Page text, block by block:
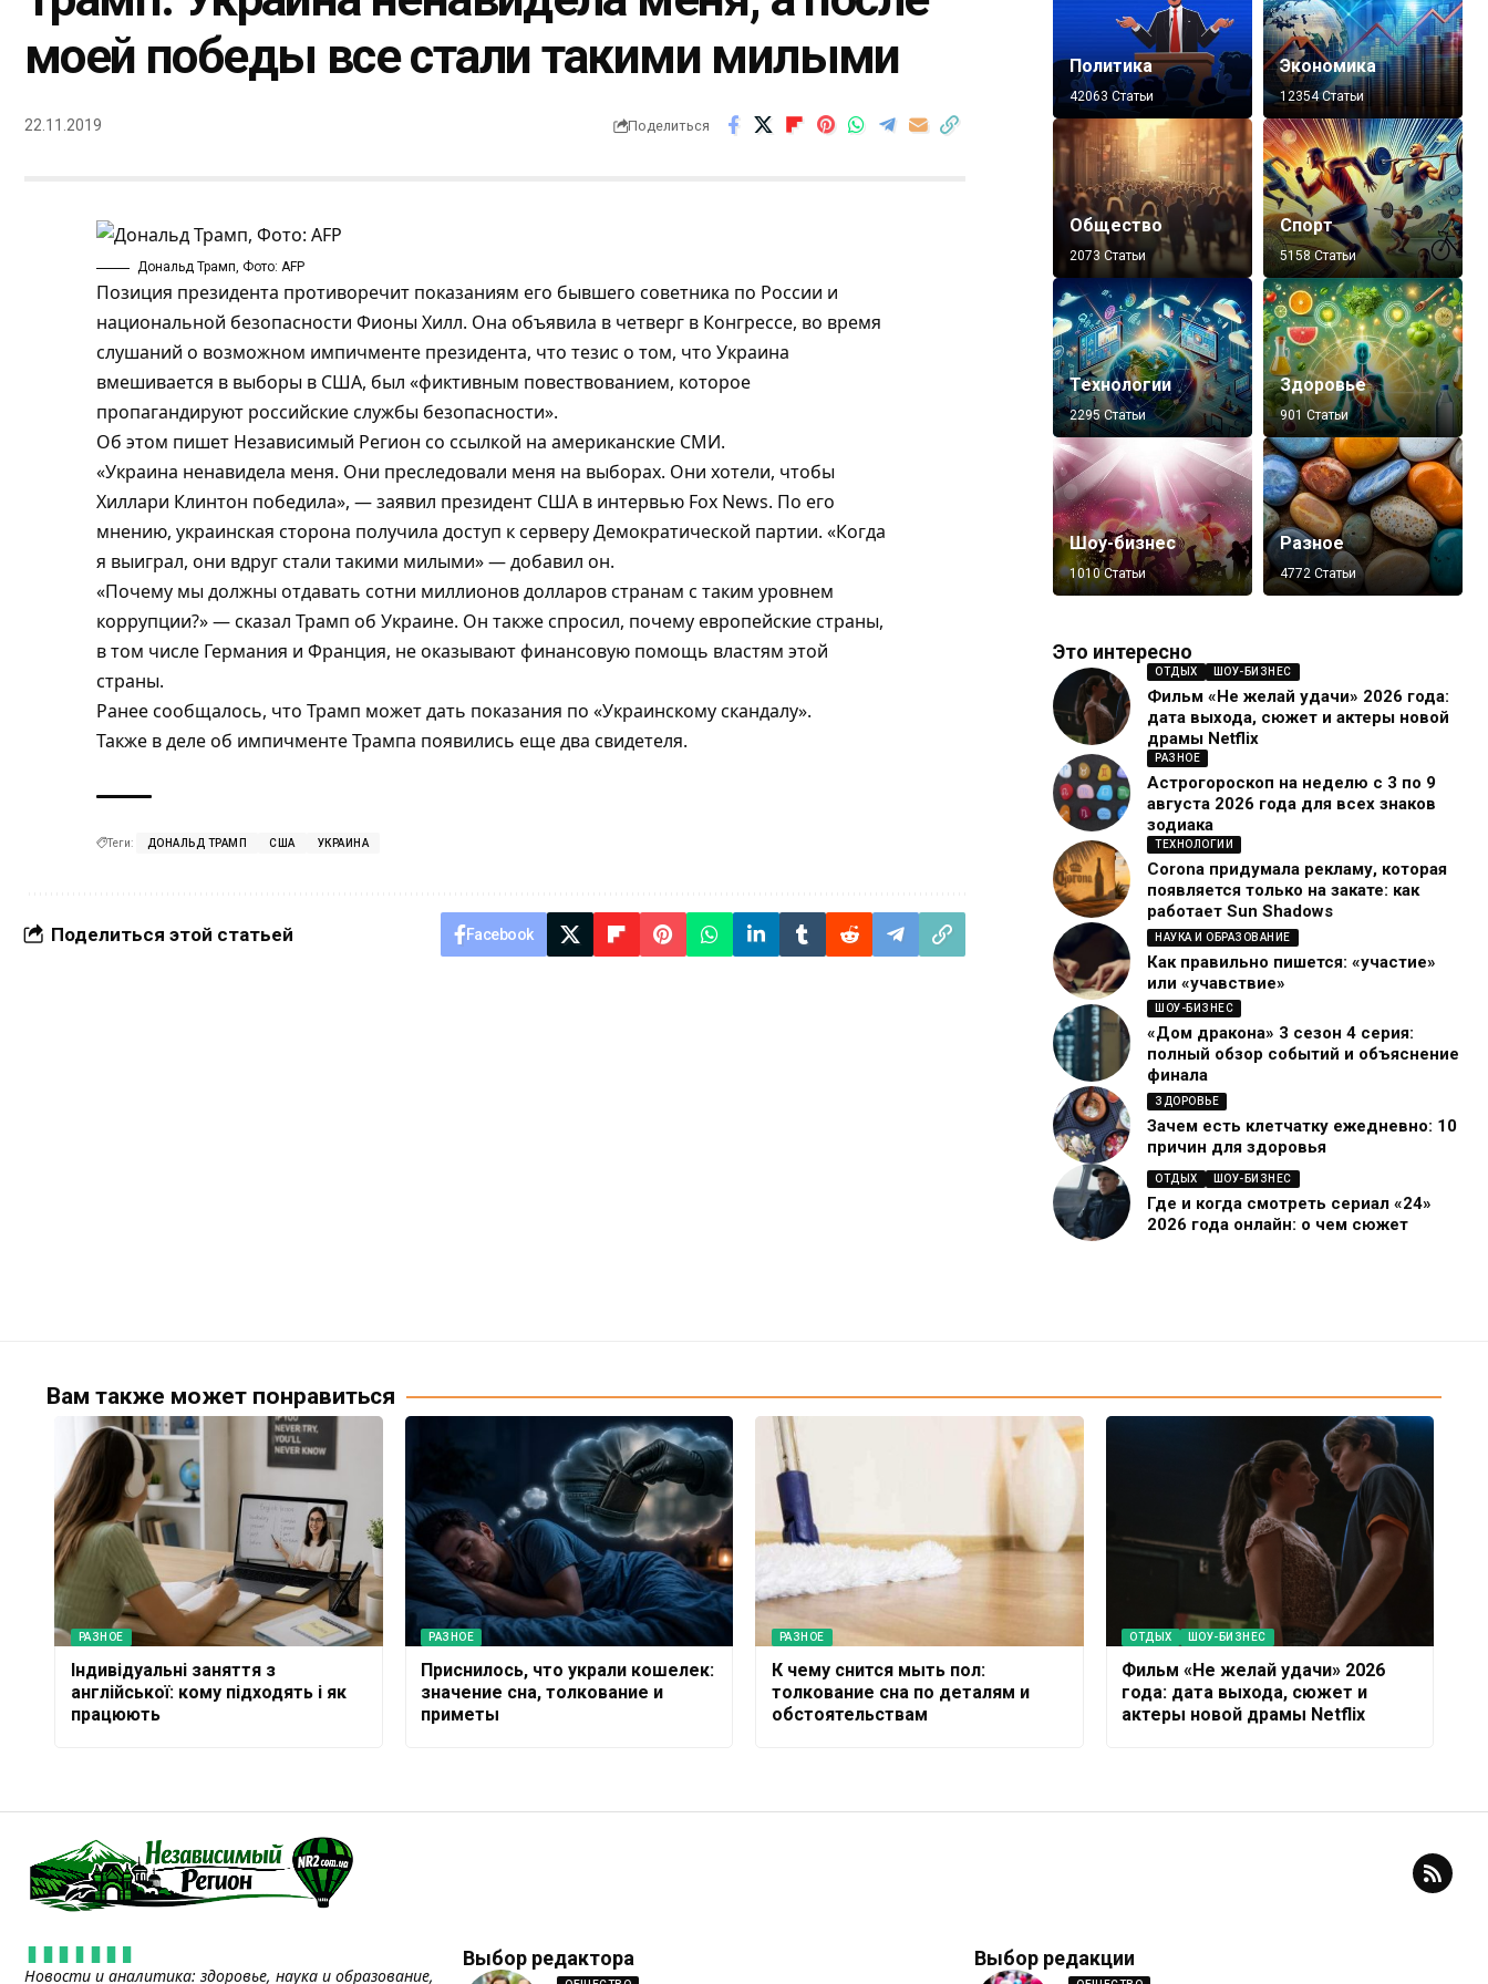
моей победы все стали такими милыми
22.11.2019 Поделиться
Дональд Трамп, Фото: AFP
Позиция президента противоречит показаниям его бывшего советника по России и
национальной безопасности Фионы Хилл. Она объявила в четверг в Конгрессе, во время
слушаний о возможном импичменте президента, что тезис о том, что Украина
вмешивается в выборы в США, был «фиктивным повествованием, которое
пропагандируют российские службы безопасности».
Об этом пишет Независимый Регион со ссылкой на американские СМИ.
«Украина ненавидела меня. Они преследовали меня на выборах. Они хотели, чтобы
Хиллари Клинтон победила», — заявил президент США в интервью Fox News. По его
мнению, украинская сторона получила доступ к серверу Демократической партии. «Когда
я выиграл, они вдруг стали такими милыми» — добавил он.
«Почему мы должны отдавать сотни миллионов долларов странам с таким уровнем
коррупции?» — сказал Трамп об Украине. Он также спросил, почему европейские страны,
в том числе Германия и Франция, не оказывают финансовую помощь властям этой
страны.
Ранее сообщалось, что Трамп может дать показания по «Украинскому скандалу».
Также в деле об импичменте Трампа появились еще два свидетеля.
Теги: ДОНАЛЬД ТРАМП США УКРАИНА
Поделиться этой статьей Facebook
Политика
42063 Статьи
Экономика
12354 Статьи
Общество
2073 Статьи
Спорт
5158 Статьи
Технологии
2295 Статьи
Здоровье
901 Статьи
Шоу-бизнес
1010 Статьи
Разное
4772 Статьи
Это интересно
ОТДЫХ ШОУ-БИЗНЕС
Фильм «Не желай удачи» 2026 года:
дата выхода, сюжет и актеры новой
драмы Netflix
РАЗНОЕ
Астрогороскоп на неделю с 3 по 9
августа 2026 года для всех знаков
зодиака
ТЕХНОЛОГИИ
Corona придумала рекламу, которая
появляется только на закате: как
работает Sun Shadows
НАУКА И ОБРАЗОВАНИЕ
Как правильно пишется: «участие»
или «учавствие»
ШОУ-БИЗНЕС
«Дом дракона» 3 сезон 4 серия:
полный обзор событий и объяснение
финала
ЗДОРОВЬЕ
Зачем есть клетчатку ежедневно: 10
причин для здоровья
ОТДЫХ ШОУ-БИЗНЕС
Где и когда смотреть сериал «24»
2026 года онлайн: о чем сюжет
Вам также может понравиться
РАЗНОЕ
Індивідуальні заняття з
англійської: кому підходять і як
працюють
РАЗНОЕ
Приснилось, что украли кошелек:
значение сна, толкование и
приметы
РАЗНОЕ
К чему снится мыть пол:
толкование сна по деталям и
обстоятельствам
ОТДЫХ ШОУ-БИЗНЕС
Фильм «Не желай удачи» 2026
года: дата выхода, сюжет и
актеры новой драмы Netflix
Новости и аналитика: здоровье, наука и образование,
Выбор редактора Выбор редакции